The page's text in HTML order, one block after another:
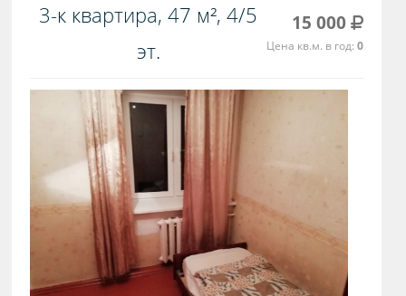
3-к квартира, 47 м², 4/5
эт.
15 000
Цена кв.м. в год:0